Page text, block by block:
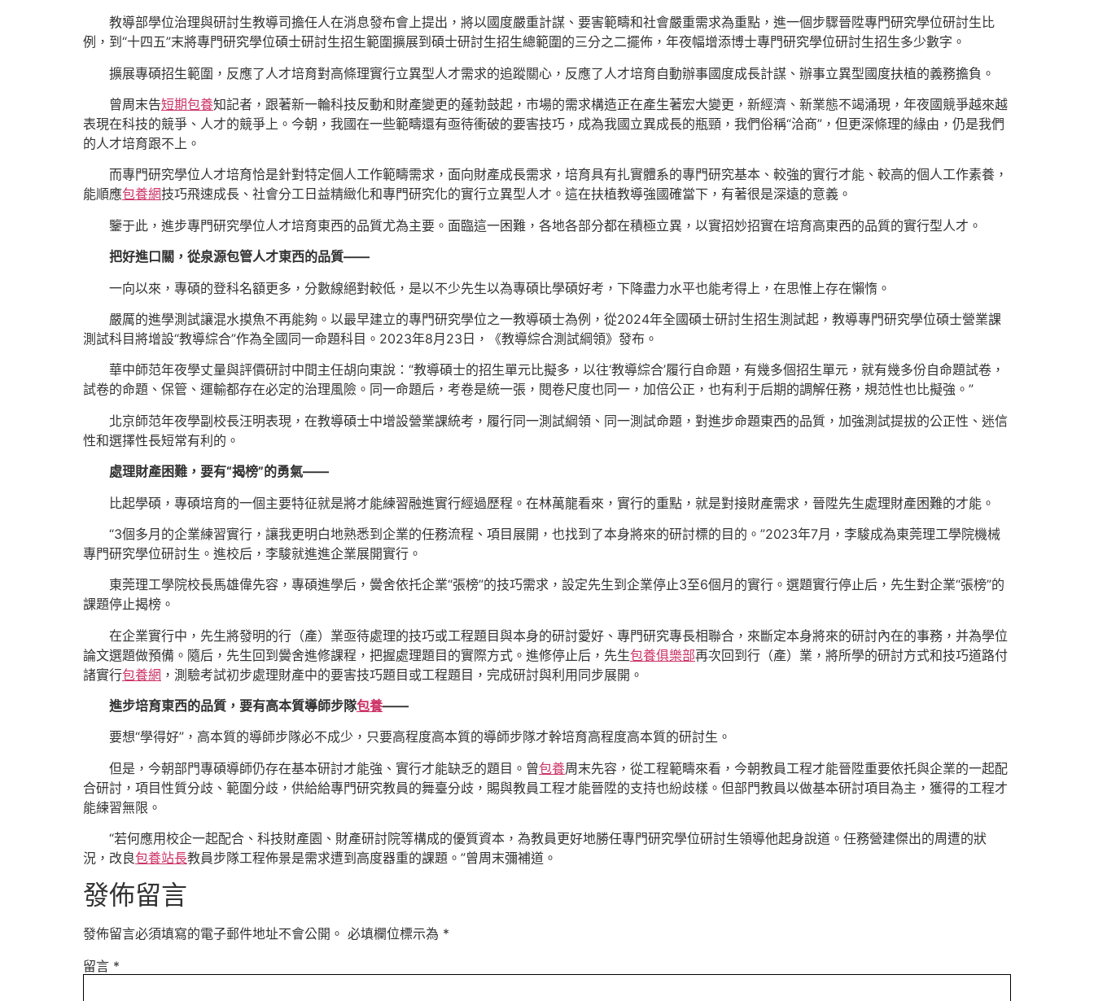
教導部學位治理與研討生教導司擔任人在消息發布會上提出，將以國度嚴重計謀、要害範疇和社會嚴重需求為重點，進一個步驟晉陞專門研究學位研討生比
例，到“十四五”末將專門研究學位碩士研討生招生範圍擴展到碩士研討生招生總範圍的三分之二擺佈，年夜幅增添博士專門研究學位研討生招生多少數字。
擴展專碩招生範圍，反應了人才培育對高條理實行立異型人才需求的追蹤關心，反應了人才培育自動辦事國度成長計謀、辦事立異型國度扶植的義務擔負。
曾周末告短期包養知記者，跟著新一輪科技反動和財產變更的蓬勃鼓起，市場的需求構造正在產生著宏大變更，新經濟、新業態不竭涌現，年夜國競爭越來越
表現在科技的競爭、人才的競爭上。今朝，我國在一些範疇還有亟待衝破的要害技巧，成為我國立異成長的瓶頸，我們俗稱“洽商”，但更深條理的緣由，仍是我們
的人才培育跟不上。
而專門研究學位人才培育恰是針對特定個人工作範疇需求，面向財產成長需求，培育具有扎實體系的專門研究基本、較強的實行才能、較高的個人工作素養，
能順應包養網技巧飛速成長、社會分工日益精緻化和專門研究化的實行立異型人才。這在扶植教導強國確當下，有著很是深遠的意義。
鑒于此，進步專門研究學位人才培育東西的品質尤為主要。面臨這一困難，各地各部分都在積極立異，以實招妙招實在培育高東西的品質的實行型人才。
把好進口關，從泉源包管人才東西的品質——
一向以來，專碩的登科名額更多，分數線絕對較低，是以不少先生以為專碩比學碩好考，下降盡力水平也能考得上，在思惟上存在懶惰。
嚴厲的進學測試讓混水摸魚不再能夠。以最早建立的專門研究學位之一教導碩士為例，從2024年全國碩士研討生招生測試起，教導專門研究學位碩士營業課
測試科目將增設“教導綜合”作為全國同一命題科目。2023年8月23日，《教導綜合測試綱領》發布。
華中師范年夜學丈量與評價研討中間主任胡向東說：“教導碩士的招生單元比擬多，以往‘教導綜合’履行自命題，有幾多個招生單元，就有幾多份自命題試卷，
試卷的命題、保管、運輸都存在必定的治理風險。同一命題后，考卷是統一張，閱卷尺度也同一，加倍公正，也有利于后期的調解任務，規范性也比擬強。”
北京師范年夜學副校長汪明表現，在教導碩士中增設營業課統考，履行同一測試綱領、同一測試命題，對進步命題東西的品質，加強測試提拔的公正性、迷信
性和選擇性長短常有利的。
處理財產困難，要有“揭榜”的勇氣——
比起學碩，專碩培育的一個主要特征就是將才能練習融進實行經過歷程。在林萬龍看來，實行的重點，就是對接財產需求，晉陞先生處理財產困難的才能。
“3個多月的企業練習實行，讓我更明白地熟悉到企業的任務流程、項目展開，也找到了本身將來的研討標的目的。”2023年7月，李駿成為東莞理工學院機械
專門研究學位研討生。進校后，李駿就進進企業展開實行。
東莞理工學院校長馬雄偉先容，專碩進學后，黌舍依托企業“張榜”的技巧需求，設定先生到企業停止3至6個月的實行。選題實行停止后，先生對企業“張榜”的
課題停止揭榜。
在企業實行中，先生將發明的行（產）業亟待處理的技巧或工程題目與本身的研討愛好、專門研究專長相聯合，來斷定本身將來的研討內在的事務，并為學位
論文選題做預備。隨后，先生回到黌舍進修課程，把握處理題目的實際方式。進修停止后，先生包養俱樂部再次回到行（產）業，將所學的研討方式和技巧道路付
諸實行包養網 ，測驗考試初步處理財產中的要害技巧題目或工程題目，完成研討與利用同步展開。
進步培育東西的品質，要有高本質導師步隊包養——
要想“學得好”，高本質的導師步隊必不成少，只要高程度高本質的導師步隊才幹培育高程度高本質的研討生。
但是，今朝部門專碩導師仍存在基本研討才能強、實行才能缺乏的題目。曾包養周末先容，從工程範疇來看，今朝教員工程才能晉陞重要依托與企業的一起配
合研討，項目性質分歧、範圍分歧，供給給專門研究教員的舞臺分歧，賜與教員工程才能晉陞的支持也紛歧樣。但部門教員以做基本研討項目為主，獲得的工程才
能練習無限。
“若何應用校企一起配合、科技財產園、財產研討院等構成的優質資本，為教員更好地勝任專門研究學位研討生領導他起身說道。任務營建傑出的周遭的狀
況，改良包養站長教員步隊工程佈景是需求遭到高度器重的課題。”曾周末彌補道。
發佈留言
發佈留言必須填寫的電子郵件地址不會公開。 必填欄位標示為 *
留言 *